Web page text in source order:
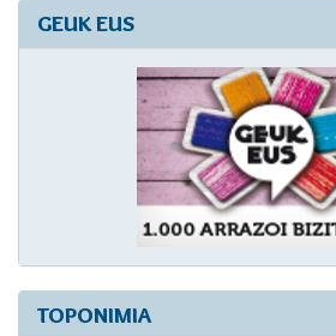
GEUK EUS
TOPONIMIA